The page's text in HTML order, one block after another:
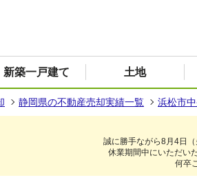
新築一戸建て 土地
静岡県の不動産売却実績一覧 浜松市
誠に勝手ながら8月4日
休業期間中にいただい
何卒